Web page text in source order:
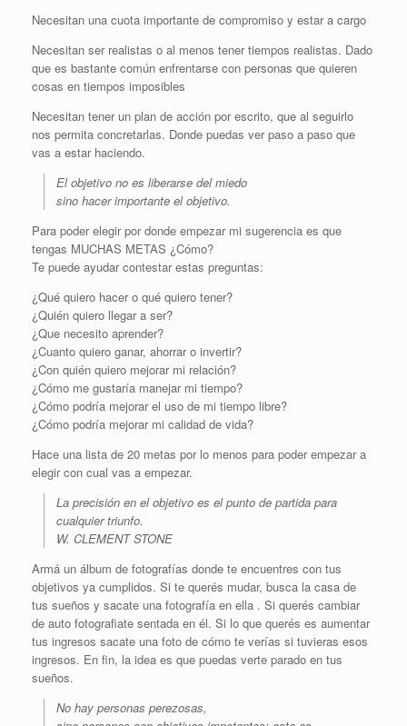
Necesitan una cuota importante de compromiso y estar a cargo
Necesitan ser realistas o al menos tener tiempos realistas. Dado
que es bastante común enfrentarse con personas que quieren
cosas en tiempos imposibles
Necesitan tener un plan de acción por escrito, que al seguirlo
nos permita concretarlas. Donde puedas ver paso a paso que
vas a estar haciendo.
El objetivo no es liberarse del miedo
sino hacer importante el objetivo.
Para poder elegir por donde empezar mi sugerencia es que
tengas MUCHAS METAS ¿Cómo?
Te puede ayudar contestar estas preguntas:
¿Qué quiero hacer o qué quiero tener?
¿Quién quiero llegar a ser?
¿Que necesito aprender?
¿Cuanto quiero ganar, ahorrar o invertir?
¿Con quién quiero mejorar mi relación?
¿Cómo me gustaría manejar mi tiempo?
¿Cómo podría mejorar el uso de mi tiempo libre?
¿Cómo podría mejorar mi calidad de vida?
Hace una lista de 20 metas por lo menos para poder empezar a
elegir con cual vas a empezar.
La precisión en el objetivo es el punto de partida para
cualquier triunfo.
W. CLEMENT STONE
Armá un álbum de fotografías donde te encuentres con tus
objetivos ya cumplidos. Si te querés mudar, busca la casa de
tus sueños y sacate una fotografía en ella . Si querés cambiar
de auto fotografiate sentada en él. Si lo que querés es aumentar
tus ingresos sacate una foto de cómo te verías si tuvieras esos
ingresos. En fin, la idea es que puedas verte parado en tus
sueños.
No hay personas perezosas,